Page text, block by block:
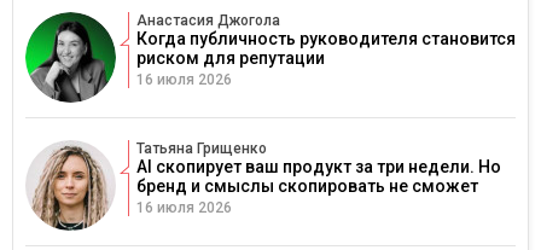
Анастасия Джогола
Когда публичность руководителя становится
риском для репутации
16 июля 2026
Татьяна Грищенко
AI скопирует ваш продукт за три недели. Но
бренд и смыслы скопировать не сможет
16 июля 2026